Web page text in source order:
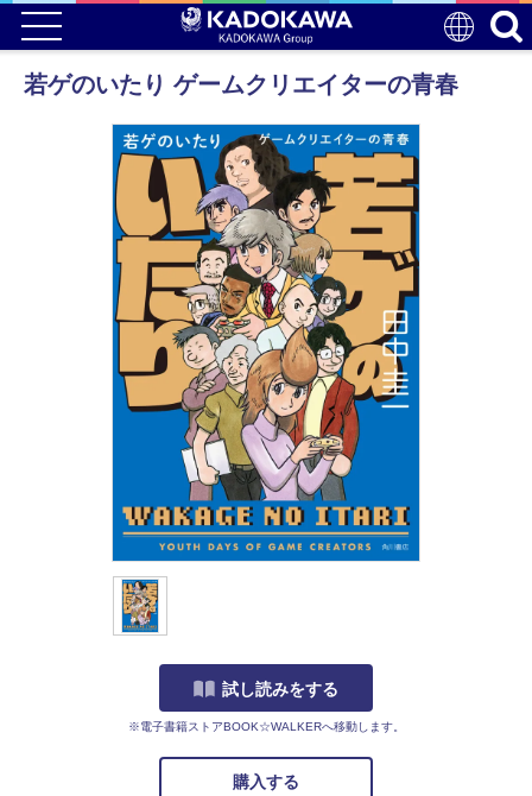
若ゲのいたり ゲームクリエイターの青春
試し読みをする
※電子書籍ストアBOOK☆WALKERへ移動します。
購入する